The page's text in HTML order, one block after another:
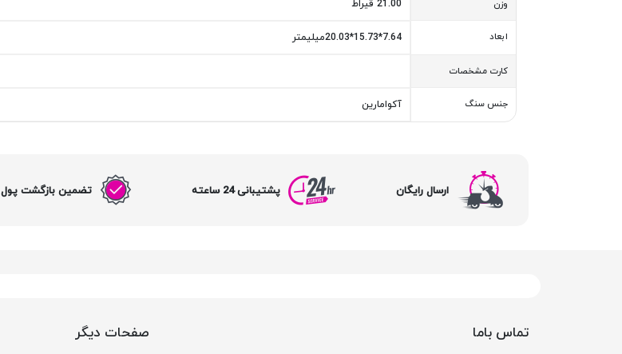
وزن 21.00 قیراط
ابعاد 7.64*15.73*20.03میلیمتر
کارت مشخصات
جنس سنگ آکوامارین
ارسال رایگان پشتیبانی 24 ساعته تضمین بازگشت پول
تماس باما صفحات دیگر